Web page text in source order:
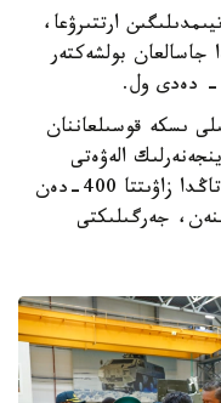
ارتتىرۋعا،
جاسالعان بولشەكتەر
- دەدى ول.
سوزىنشە، 2015 -جىلى ىسكە قوسىلعاننان
الەۋەتى
جۇيەلى تۇردە دامىپ كەلەدى. قازىرگى تاڭدا زاۋىتتا 400-دەن
جەرگىلىكتى